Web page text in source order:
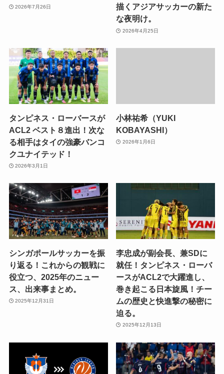
2026年7月26日
描くアジアサッカーの新た
な夜明け。
2026年4月25日
タンピネス・ローバースが
ACL2 ベスト８進出！次な
る相手はタイの強豪バンコ
クユナイテッド！
2026年3月1日
小林祐希（YUKI
KOBAYASHI）
2026年1月6日
シンガポールサッカーを振
り返る！これからの観戦に
役立つ、2025年のニュー
ス、出来事まとめ。
2025年12月31日
李忠成が副会長、兼SDに
就任！タンピネス・ローバ
ースがACL2で大躍進し、
巻き起こる日本旋風！チー
ムの歴史と快進撃の秘密に
迫る。
2025年12月13日